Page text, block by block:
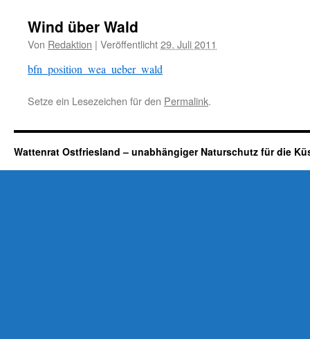
Wind über Wald
Von Redaktion | Veröffentlicht29. Juli 2011
bfn_position_wea_ueber_wald
Setze ein Lesezeichen für den Permalink.
Wattenrat Ostfriesland – unabhängiger Naturschutz für die